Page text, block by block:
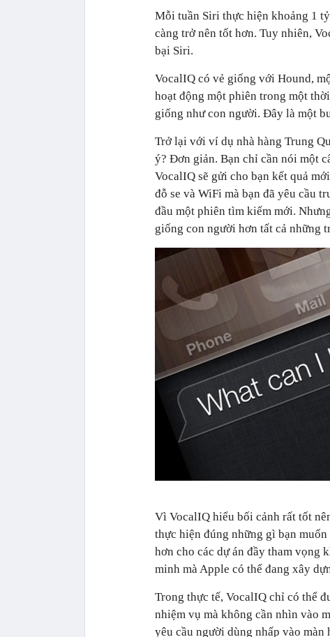
Mỗi tuần Siri thực hiện khoảng 1
càng trở nên tốt hơn. Tuy nhiên,
bại Siri.
VocalIQ có vẻ giống với Hound,
hoạt động một phiên trong một
giống như con người. Đây là một
Trở lại với ví dụ nhà hàng Trung
ý? Đơn giản. Bạn chỉ cần nói một
VocalIQ sẽ gửi cho bạn kết quả
đỗ se và WiFi mà bạn đã yêu cầu
đầu một phiên tìm kiếm mới.
giống con người hơn tất cả những
Vì VocalIQ hiểu bối cảnh rất tốt
thực hiện đúng những gì bạn
hơn cho các dự án đầy tham vọng
minh mà Apple có thể đang xây
Trong thực tế, VocalIQ chỉ có thể
nhiệm vụ mà không cần nhìn vào
yêu cầu người dùng nhấp vào màn